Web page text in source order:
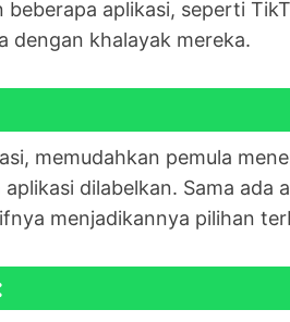
aplikasi, seperti
dengan khalayak mereka.
memudahkan pemula
dilabelkan. Sama ada
menjadikannya pilihan